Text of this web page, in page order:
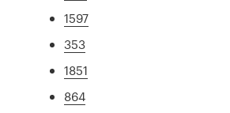
1597
353
1851
864